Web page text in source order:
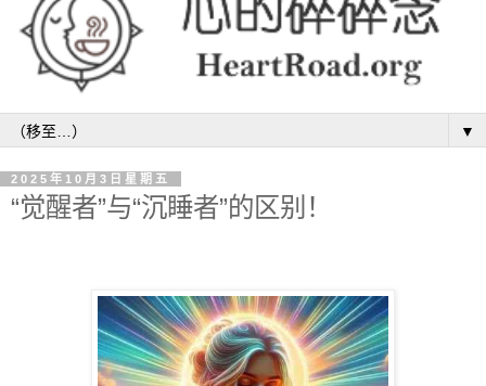
▼
2025年10月3日星期五
“觉醒者”与“沉睡者”的区别！